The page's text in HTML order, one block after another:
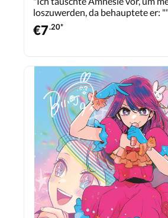
loszuwerden, da behauptete er:
€7.20*